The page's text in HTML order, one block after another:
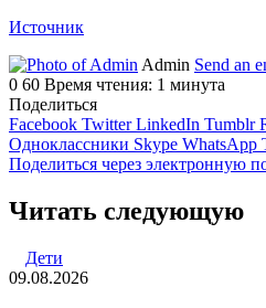
Источник
Admin Send an
0 60 Время чтения: 1 минута
Поделиться
Facebook Twitter LinkedIn Tumblr
Одноклассники Skype WhatsApp
Поделиться через электронную
Читать следующую
Дети
09.08.2026